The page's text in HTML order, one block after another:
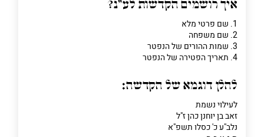
איך רושמים הקדשות לע"נ?
1. שם פרטי מלא
2. שם משפחה
3. שמות ההורים של הנפטר
4. תאריך הפטירה של הנפטר
להלן דוגמא של הקדשה:
לעילוי נשמת
זאב בן יוחנן כהן ז"ל
נלב"ע כ' כסלו תשפ"א